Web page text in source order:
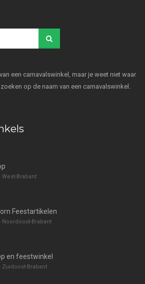
een carnavalswinkel, maar je weet niet waar
op de naam van een carnavalswinkel.
West-Brabant
Feestartikelen
Noordoost-Brabant
en feestwinkel
Zuidoost-Brabant